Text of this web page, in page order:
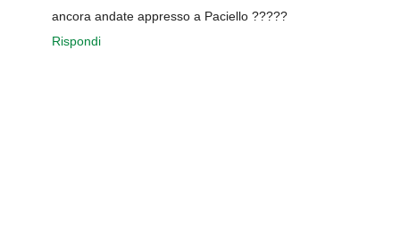
ancora andate appresso a Paciello ?????
Rispondi